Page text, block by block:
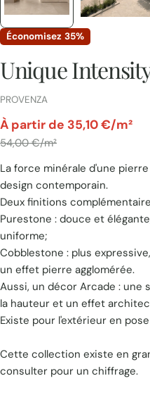
Économisez 35%
Unique
FOURNISSEUR:
PROVENZA
Prix
unitaire
par
À partir de 35,10 €/m²
54,00 €/m²
La force minérale d'une pierre
design contemporain.
Deux finitions
Purestone : douce et
uniforme;
Cobblestone : plus
un effet pierre agglomérée.
Aussi, un décor Arcade :
la hauteur et un effet
Existe pour l'extérieur en
Cette collection existe en
consulter pour un chiffrage.